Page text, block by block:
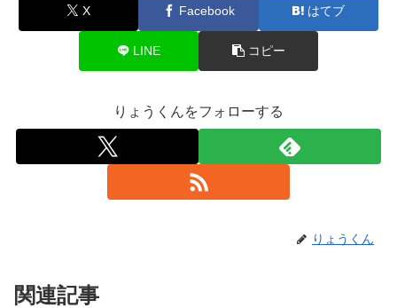
X Facebook はてブ
LINE コピー
りょうくんをフォローする
りょうくん
関連記事